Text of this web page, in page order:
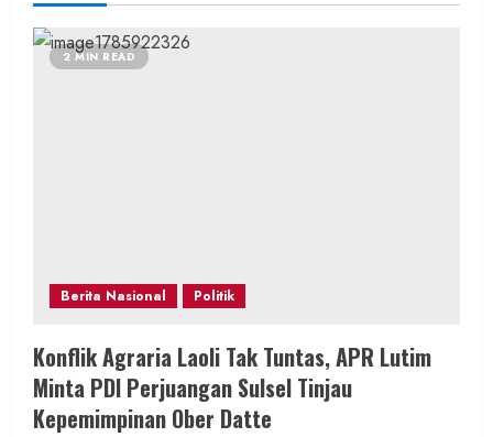
2 MIN READ
Berita Nasional Politik
Konflik Agraria Laoli Tak Tuntas, APR Lutim
Minta PDI Perjuangan Sulsel Tinjau
Kepemimpinan Ober Datte